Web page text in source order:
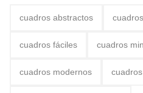
cuadros abstractos
cuadros fáciles cuadros
cuadros modernos